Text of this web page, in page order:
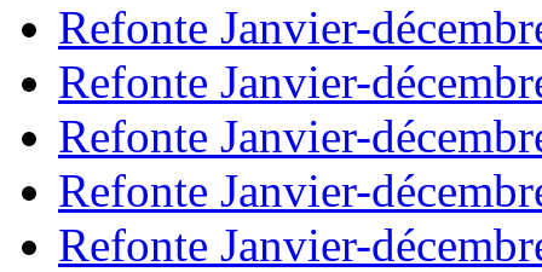
Refonte Janvier-
Refonte Janvier-
Refonte Janvier-
Refonte Janvier-
Refonte Janvier-